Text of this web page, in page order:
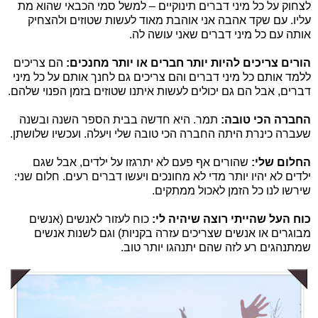
לצחוק על כל מיני דברים תינוקיים – למשל סמי הכבאי שהוא מת
עליו. עם שקד אהבה אני אוהבת מאוד לעשות שטוזים ולהצחיק
אותה עם כל מיני דברים שאני עושה לה.
הורים צריכים להיות יותר חברים או יותר מחנכים: הם צריכים
ללמד אותם כל מיני דברים והם צריכים גם לחנך אותם על כל מיני
דברים, אבל הם גם יכולים לעשות איתנו שטוזים בזמן הפנוי שלהם.
החברה הכי טובה: תמר. היא חדשה בבית הספר השנה ובשנה
שעברה כינרת היתה החברה הכי טובה שלי ויעלה. ועכשיו שלושתן.
החלום שלי: שהורים אף פעם לא יתרגזו על ילדים, אבל שגם
ילדים לא יהיו יותר מדי לא מחונכים ויעשו דברים רעים. חלום שני:
שירשו לנו כל הזמן לאכול ממתקים.
כוח העל שהייתי רוצה שיהיה לי: כוח לעזור לאנשים (אנשים
מבוגרים או אנשים שצריכים עזרה בקניות) וגם לשנות אנשים
שמתנהגים רע לזה שהם יתנהגו יותר טוב.